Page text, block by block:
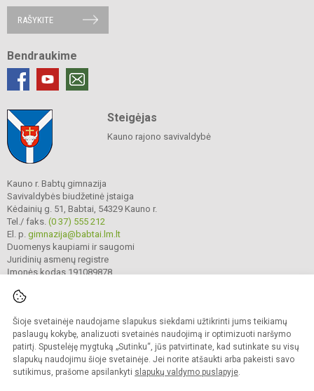
Šioje svetainėje naudojame slapukus siekdami užtikrinti jums teikiamų
paslaugų kokybę, analizuoti svetainės naudojimą ir optimizuoti naršymo
patirtį. Spustelėję mygtuką „Sutinku“, jūs patvirtinate, kad sutinkate su visų
slapukų naudojimu šioje svetainėje. Jei norite atšaukti arba pakeisti savo
sutikimus, prašome apsilankyti slapukų valdymo puslapyje.
RAŠYKITE
Bendraukime
Steigėjas
Kauno rajono savivaldybė
Kauno r. Babtų gimnazija
Savivaldybės biudžetinė įstaiga
Kėdainių g. 51, Babtai, 54329 Kauno r.
Tel./ faks. (0 37) 555 212
El. p. gimnazija@babtai.lm.lt
Duomenys kaupiami ir saugomi
Juridinių asmenų registre
Įmonės kodas 191089878
© 2025. Kauno r. Babtų gimnazija. Visos teisės saugomos.
Kopijuoti turinį be raštiško gimnazijos sutikimo griežtai draudžiama.
Prieinamumo paraiška Slapukų politika
Sumanus būdas atnaujinti